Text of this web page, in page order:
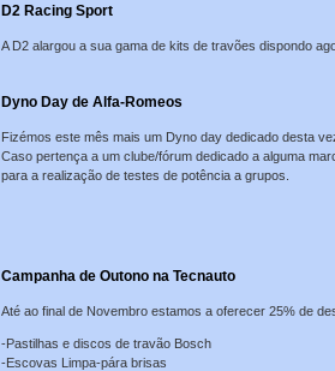
D2 Racing Sport
A D2 alargou a sua gama de kits de travões dispondo
Dyno Day de Alfa-Romeos
Fizémos este mês mais um Dyno day dedicado desta
Caso pertença a um clube/fórum dedicado a alguma
para a realização de testes de potência a grupos.
Campanha de Outono na Tecnauto
Até ao final de Novembro estamos a oferecer 25% de
-Pastilhas e discos de travão Bosch
-Escovas Limpa-pára brisas